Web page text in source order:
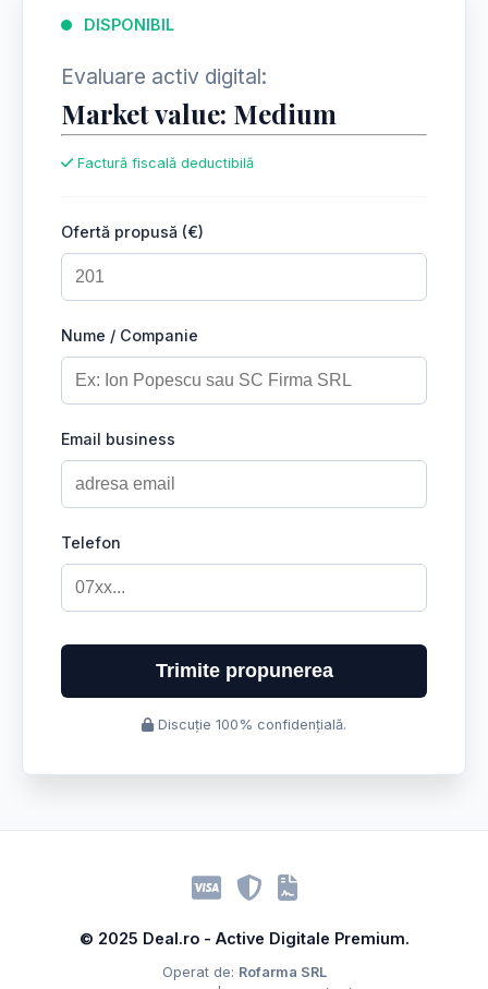
DISPONIBIL
Evaluare activ digital:
Market value: Medium
Factură fiscală deductibilă
Ofertă propusă (€)
Nume / Companie
Email business
Telefon
Trimite propunerea
Discuție 100% confidențială.
© 2025 Deal.ro - Active Digitale Premium.
Operat de: Rofarma SRL